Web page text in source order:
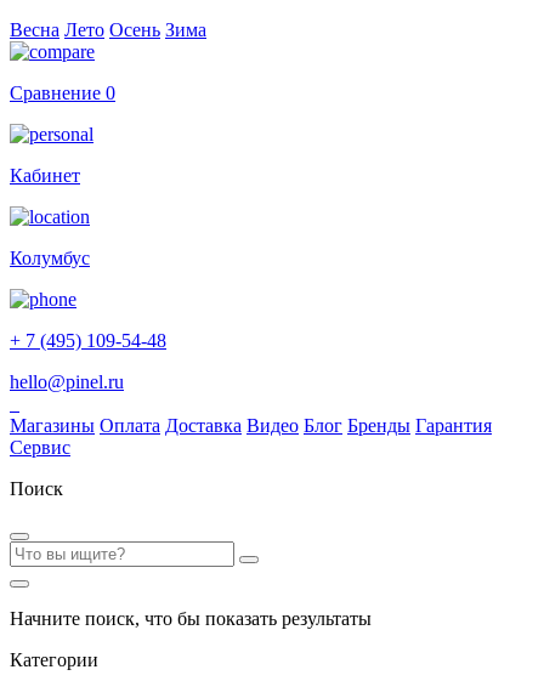
Весна Лето Осень Зима
Сравнение 0
Кабинет
Колумбус
+ 7 (495) 109-54-48
hello@pinel.ru
Магазины Оплата Доставка Видео Блог Бренды Гарантия
Сервис
Поиск
Начните поиск, что бы показать результаты
Категории